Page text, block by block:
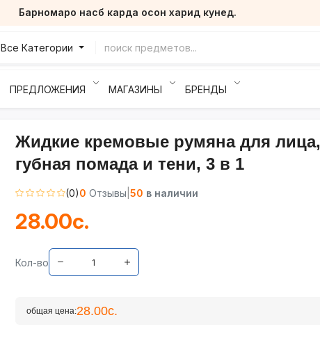
Барномаро насб карда осон харид кунед.
Все Категории
ПРЕДЛОЖЕНИЯ МАГАЗИНЫ БРЕНДЫ
Жидкие кремовые румяна для лица,
губная помада и тени, 3 в 1
(0)0 Отзывы 50 в наличии
28.00с.
Кол-во
общая цена:28.00с.